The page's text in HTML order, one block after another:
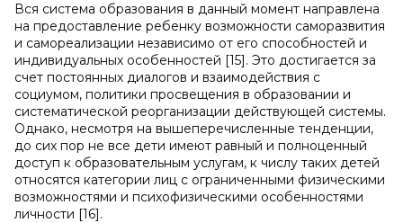
Вся система образования в данный момент направлена
на предоставление ребенку возможности саморазвития
и самореализации независимо от его способностей и
индивидуальных особенностей [15]. Это достигается за
счет постоянных диалогов и взаимодействия с
социумом, политики просвещения в образовании и
систематической реорганизации действующей системы.
Однако, несмотря на вышеперечисленные тенденции,
до сих пор не все дети имеют равный и полноценный
доступ к образовательным услугам, к числу таких детей
относятся категории лиц с ограниченными физическими
возможностями и психофизическими особенностями
личности [16].